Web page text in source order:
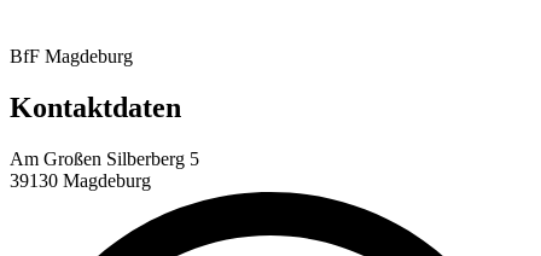
BfF Magdeburg
Kontaktdaten
Am Großen Silberberg 5
39130 Magdeburg